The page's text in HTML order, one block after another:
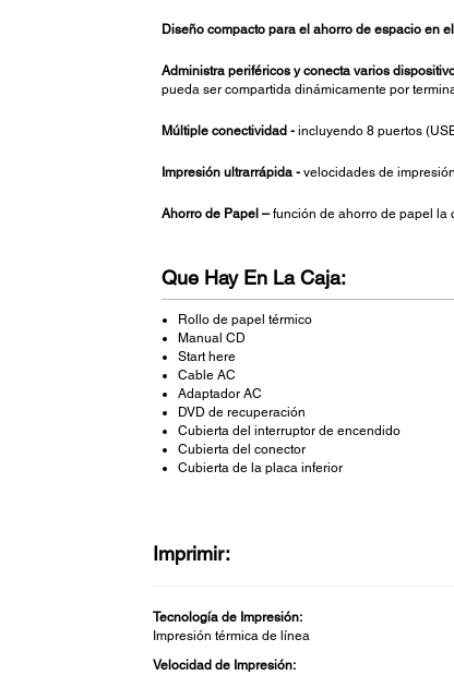
Diseño compacto para el ahorro de espacio en
Administra periféricos y conecta varios
pueda ser compartida dinámicamente por
Múltiple conectividad -incluyendo 8 puertos
Impresión ultrarrápida -velocidades de
Ahorro de Papel –función de ahorro de papel la
Que Hay En La Caja:
Rollo de papel térmico
Manual CD
Start here
Cable AC
Adaptador AC
DVD de recuperación
Cubierta del interruptor de encendido
Cubierta del conector
Cubierta de la placa inferior
Imprimir:
Tecnología de Impresión:
Impresión térmica de línea
Velocidad de Impresión: